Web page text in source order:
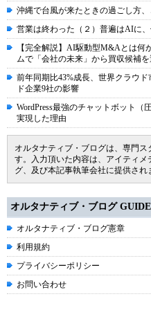
沖縄で台風が来たときの過ごし方
営業は終わった（２）普遍はAIに
【完全解説】AI駆動型M&Aとは何
ムで「会社の未来」から買収候補
前年同期比43%成長、世界クラウ
ド企業9社の影響
WordPress最強のチャットボット
実現した理由
オルタナティブ・ブログは、専門
す。入力頂いた内容は、アイティ
グ、及び本記事執筆会社に提供され
オルタナティブ・ブログ GUIDE
オルタナティブ・ブログ憲章
利用規約
プライバシーポリシー
お問い合わせ